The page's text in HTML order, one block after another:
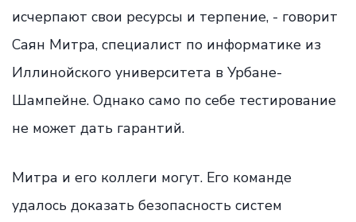
исчерпают свои ресурсы и терпение, - говорит
Саян Митра, специалист по информатике из
Иллинойского университета в Урбане-
Шампейне. Однако само по себе тестирование
не может дать гарантий.
Митра и его коллеги могут. Его команде
удалось доказать безопасность систем